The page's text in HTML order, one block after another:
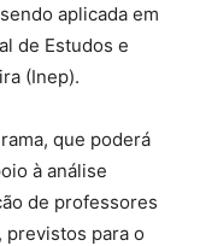
aplicada em
de Estudos e
(Inep).
que poderá
à análise
de professores
para o